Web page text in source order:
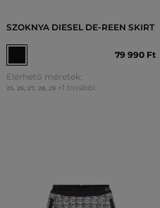
SZOKNYA DIESEL DE-REEN SKIRT
79 990 Ft
Elérhető méretek:
25 26, 27 28, 29 +1 további